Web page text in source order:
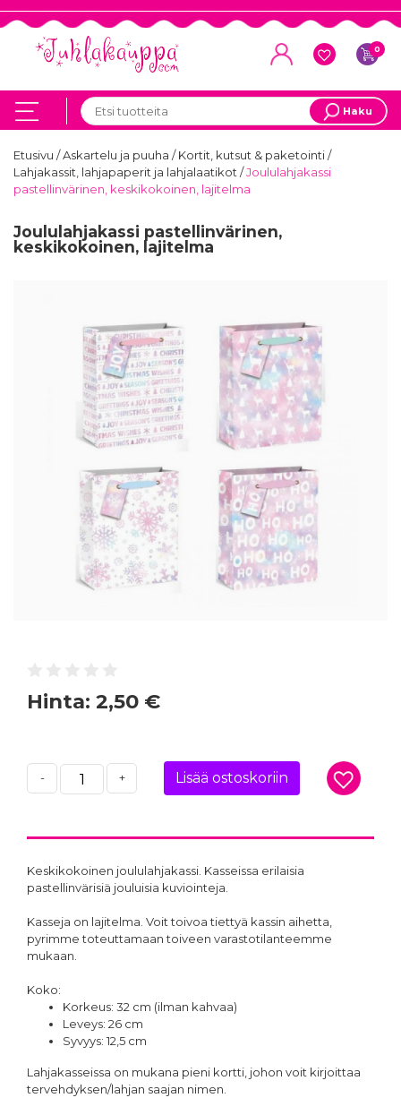
0
Haku
Etusivu /Askartelu ja puuha /Kortit, kutsut & paketointi/
Lahjakassit, lahjapaperit ja lahjalaatikot/Joululahjakassi
pastellinvärinen, keskikokoinen, lajitelma
Joululahjakassi pastellinvärinen,
keskikokoinen, lajitelma
Hinta: 2,50 €
- + Lisää ostoskoriin
Keskikokoinen joululahjakassi. Kasseissa erilaisia
pastellinvärisiä jouluisia kuviointeja.
Kasseja on lajitelma. Voit toivoa tiettyä kassin aihetta,
pyrimme toteuttamaan toiveen varastotilanteemme
mukaan.
Koko:
Korkeus: 32 cm (ilman kahvaa)
Leveys: 26 cm
Syvyys: 12,5 cm
Lahjakasseissa on mukana pieni kortti, johon voit kirjoittaa
tervehdyksen/lahjan saajan nimen.